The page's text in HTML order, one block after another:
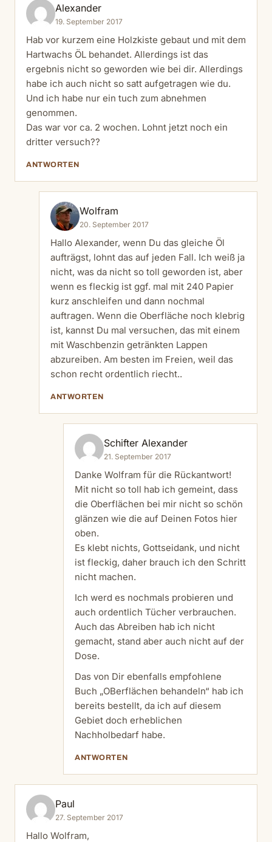
Alexander
19. September 2017
Hab vor kurzem eine Holzkiste gebaut und mit dem
Hartwachs ÖL behandet. Allerdings ist das
ergebnis nicht so geworden wie bei dir. Allerdings
habe ich auch nicht so satt aufgetragen wie du.
Und ich habe nur ein tuch zum abnehmen
genommen.
Das war vor ca. 2 wochen. Lohnt jetzt noch ein
dritter versuch??
ANTWORTEN
Wolfram
20. September 2017
Hallo Alexander, wenn Du das gleiche Öl
aufträgst, lohnt das auf jeden Fall. Ich weiß ja
nicht, was da nicht so toll geworden ist, aber
wenn es fleckig ist ggf. mal mit 240 Papier
kurz anschleifen und dann nochmal
auftragen. Wenn die Oberfläche noch klebrig
ist, kannst Du mal versuchen, das mit einem
mit Waschbenzin getränkten Lappen
abzureiben. Am besten im Freien, weil das
schon recht ordentlich riecht..
ANTWORTEN
Schifter Alexander
21. September 2017
Danke Wolfram für die Rückantwort!
Mit nicht so toll hab ich gemeint, dass
die Oberflächen bei mir nicht so schön
glänzen wie die auf Deinen Fotos hier
oben.
Es klebt nichts, Gottseidank, und nicht
ist fleckig, daher brauch ich den Schritt
nicht machen.
Ich werd es nochmals probieren und
auch ordentlich Tücher verbrauchen.
Auch das Abreiben hab ich nicht
gemacht, stand aber auch nicht auf der
Dose.
Das von Dir ebenfalls empfohlene
Buch „OBerflächen behandeln“ hab ich
bereits bestellt, da ich auf diesem
Gebiet doch erheblichen
Nachholbedarf habe.
ANTWORTEN
Paul
27. September 2017
Hallo Wolfram,